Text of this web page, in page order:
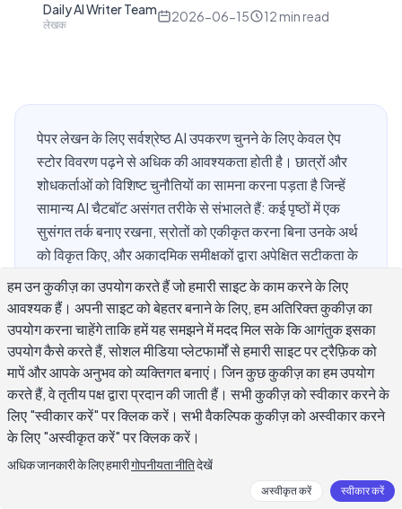
Daily AI Writer Team
लेखक
2026-06-15 12 min read
पेपर लेखन के लिए सर्वश्रेष्ठ AI उपकरण चुनने के लिए केवल ऐप
स्टोर विवरण पढ़ने से अधिक की आवश्यकता होती है। छात्रों और
शोधकर्ताओं को विशिष्ट चुनौतियों का सामना करना पड़ता है जिन्हें
सामान्य AI चैटबॉट असंगत तरीके से संभालते हैं: कई पृष्ठों में एक
सुसंगत तर्क बनाए रखना, स्रोतों को एकीकृत करना बिना उनके अर्थ
को विकृत किए, और अकादमिक समीक्षकों द्वारा अपेक्षित सटीकता के
लिए संपादन करना। सही उपकरण इन समस्याओं को संबोधित करते
हैं बिना बौद्धिक कार्य को आपके लिए करे। यह गाइड शामिल करता है
कि अकादमिक पत्रों के लिए AI लेखन उपकरणों का चयन करते समय
क्या देखना चाहिए, लेखन प्रक्रिया के प्रत्येक चरण में उन्हें कैसे
उपयोग करें, और आपकी शैक्षणिक अखंडता को बनाए रखते हुए सत्य
उत्पादकता लाभ कैसे प्राप्त करें।
पेपर लेखन के लिए सर्वश्रेष्ठ AI उपकरणों में छात्रों
हम उन कुकीज़ का उपयोग करते हैं जो हमारी साइट के काम करने के लिए
आवश्यक हैं। अपनी साइट को बेहतर बनाने के लिए, हम अतिरिक्त कुकीज़ का
उपयोग करना चाहेंगे ताकि हमें यह समझने में मदद मिल सके कि आगंतुक इसका
उपयोग कैसे करते हैं, सोशल मीडिया प्लेटफार्मों से हमारी साइट पर ट्रैफ़िक को
मापें और आपके अनुभव को व्यक्तिगत बनाएं। जिन कुछ कुकीज़ का हम उपयोग
करते हैं, वे तृतीय पक्ष द्वारा प्रदान की जाती हैं। सभी कुकीज़ को स्वीकार करने के
लिए "स्वीकार करें" पर क्लिक करें। सभी वैकल्पिक कुकीज़ को अस्वीकार करने
के लिए "अस्वीकृत करें" पर क्लिक करें।
अधिक जानकारी के लिए हमारीगोपनीयता नीतिदेखें
अस्वीकृत करें स्वीकार करें